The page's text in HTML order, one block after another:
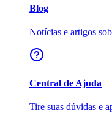
Blog
Notícias e artigos
Central de Ajuda
Tire suas dúvidas e